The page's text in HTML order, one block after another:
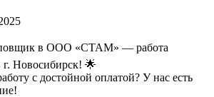
в ООО «СТАМ» — работа
Новосибирск! 🌟
с достойной оплатой? У нас есть